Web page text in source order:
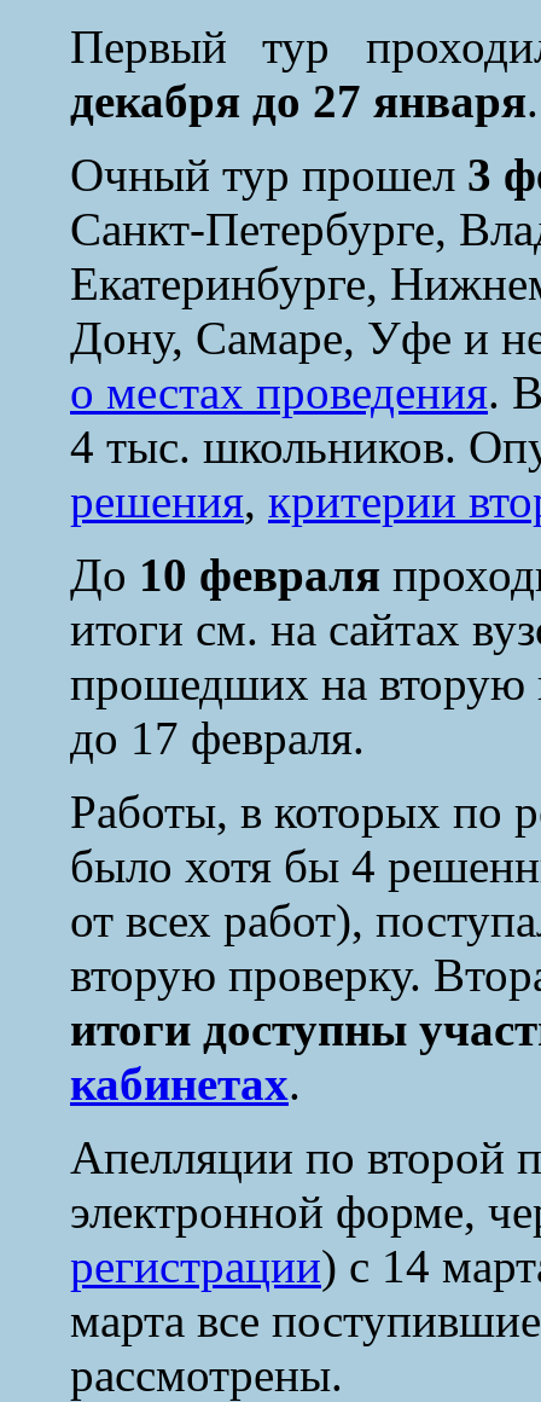
Первый тур проходи
декабря до 27 января
Очный тур прошел 3
Санкт-Петербурге,
Екатеринбурге,
Дону, Самаре, Уфе и
о местах проведения.
4 тыс. школьников.
решения, критерии
До 10 февраля
итоги см. на сайтах
прошедших на вторую
до 17 февраля.
Работы, в которых по
было хотя бы 4
от всех работ),
вторую проверку.
итоги доступны
кабинетах.
Апелляции по второй
электронной форме,
регистрации) с 14
марта все
рассмотрены.